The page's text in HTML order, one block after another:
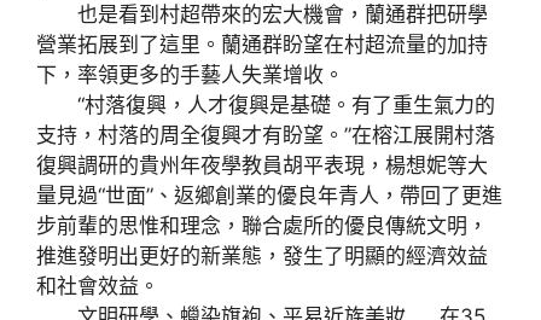
也是看到村超帶來的宏大機會，蘭通群把研學
營業拓展到了這里。蘭通群盼望在村超流量的加持
下，率領更多的手藝人失業增收。
“村落復興，人才復興是基礎。有了重生氣力的
支持，村落的周全復興才有盼望。”在榕江展開村落
復興調研的貴州年夜學教員胡平表現，楊想妮等大
量見過“世面”、返鄉創業的優良年青人，帶回了更進
步前輩的思惟和理念，聯合處所的優良傳統文明，
推進發明出更好的新業態，發生了明顯的經濟效益
和社會效益。